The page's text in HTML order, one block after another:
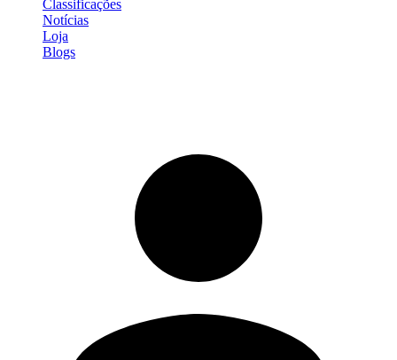
Classificações
Notícias
Loja
Blogs